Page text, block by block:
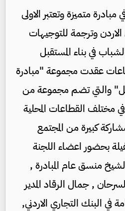
مبادرة متميزة وتعتبر الاولى
وترجمة للتوجيهات
في بناء المستقبل
عقدت مجموعة "مبادرة
والتي تضم مجموعة من
في مختلف القطاعات المحلية
كبيرة من المجتمع
بحضور اعضاء اللجنة
منسق عام المبادرة ,
, جمال الرقاد المدير
في البنك التجاري الاردني,